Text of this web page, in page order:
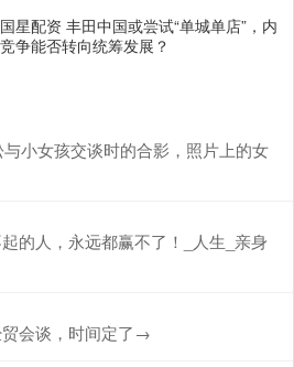
星配资 丰田中国或尝试“单城单店”，内
争能否转向统筹发展？
小女孩交谈时的合影，照片上的女
的人，永远都赢不了！_人生_亲身
会谈，时间定了→